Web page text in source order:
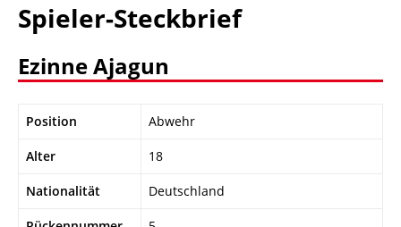
Spieler-Steckbrief
Ezinne Ajagun
Position Abwehr
Alter 18
Nationalität Deutschland